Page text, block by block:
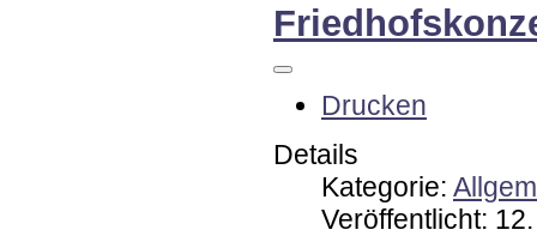
Drucken
Details
Kategorie:
Veröffentlicht: